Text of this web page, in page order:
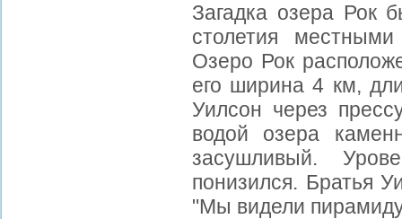
Загадка озера Рок
столетия
Озеро Рок
его ширина 4 км,
Уилсон через
водой озера
засушливый.
понизился. Братья
"Мы видели